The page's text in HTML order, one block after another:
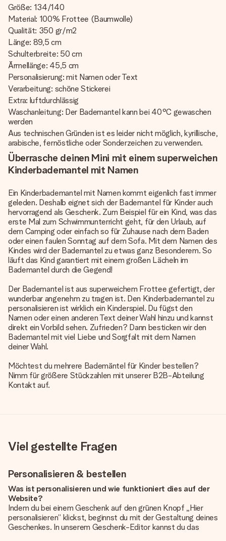
Größe: 134/140
Material: 100% Frottee (Baumwolle)
Qualität: 350 gr/m2
Länge: 89,5 cm
Schulterbreite: 50 cm
Ärmellänge: 45,5 cm
Personalisierung: mit Namen oder Text
Verarbeitung: schöne Stickerei
Extra: luftdurchlässig
Waschanleitung: Der Bademantel kann bei 40°C gewaschen
werden
Aus technischen Gründen ist es leider nicht möglich, kyrillische,
arabische, fernöstliche oder Sonderzeichen zu verwenden.
Überrasche deinen Mini mit einem superweichen
Kinderbademantel mit Namen
Ein Kinderbademantel mit Namen kommt eigenlich fast immer
geleden. Deshalb eignet sich der Bademantel für Kinder auch
hervorragend als Geschenk. Zum Beispiel für ein Kind, was das
erste Mal zum Schwimmunterricht geht, für den Urlaub, auf
dem Camping oder einfach so für Zuhause nach dem Baden
oder einen faulen Sonntag auf dem Sofa. Mit dem Namen des
Kindes wird der Bademantel zu etwas ganz Besonderem. So
läuft das Kind garantiert mit einem großen Lächeln im
Bademantel durch die Gegend!
Der Bademantel ist aus superweichem Frottee gefertigt, der
wunderbar angenehm zu tragen ist. Den Kinderbademantel zu
personalisieren ist wirklich ein Kinderspiel. Du fügst den
Namen oder einen anderen Text deiner Wahl hinzu und kannst
direkt ein Vorbild sehen. Zufrieden? Dann besticken wir den
Bademantel mit viel Liebe und Sorgfalt mit dem Namen
deiner Wahl.
Möchtest du mehrere Bademäntel für Kinder bestellen?
Nimm für größere Stückzahlen mit unserer B2B-Abteilung
Kontakt auf.
Viel gestellte Fragen
Personalisieren & bestellen
Was ist personalisieren und wie funktioniert dies auf der
Website?
Indem du bei einem Geschenk auf den grünen Knopf „Hier
personalisieren“ klickst, beginnst du mit der Gestaltung deines
Geschenkes. In unserem Geschenk-Editor kannst du das